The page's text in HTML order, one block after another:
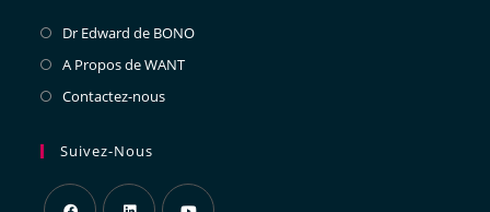
Dr Edward de BONO
A Propos de WANT
Contactez-nous
Suivez-Nous